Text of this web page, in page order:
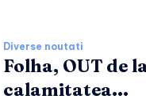
Diverse noutati
Folha, OUT de
calamitatea...